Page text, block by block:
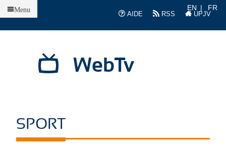
AIDE
RSS UPJV
EN FR
WebTv
Menu
SPORT